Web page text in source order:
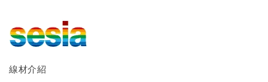
線材介紹